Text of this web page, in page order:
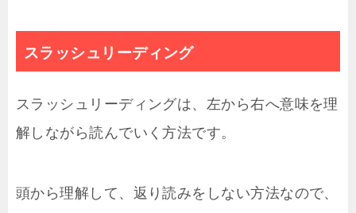
スラッシュリーディング
スラッシュリーディングは、左から右へ意味を理
解しながら読んでいく方法です。
頭から理解して、返り読みをしない方法なので、